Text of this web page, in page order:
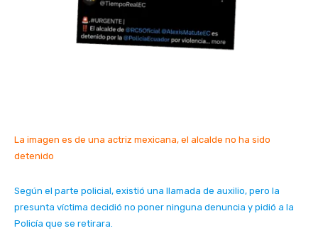
La imagen es de una actriz mexicana, el alcalde no ha sido
detenido
Según el parte policial, existió una llamada de auxilio, pero la
presunta víctima decidió no poner ninguna denuncia y pidió a la
Policía que se retirara.